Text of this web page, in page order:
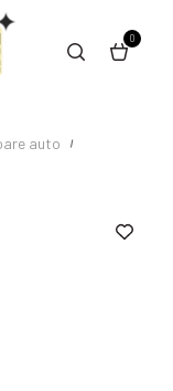
0
auto